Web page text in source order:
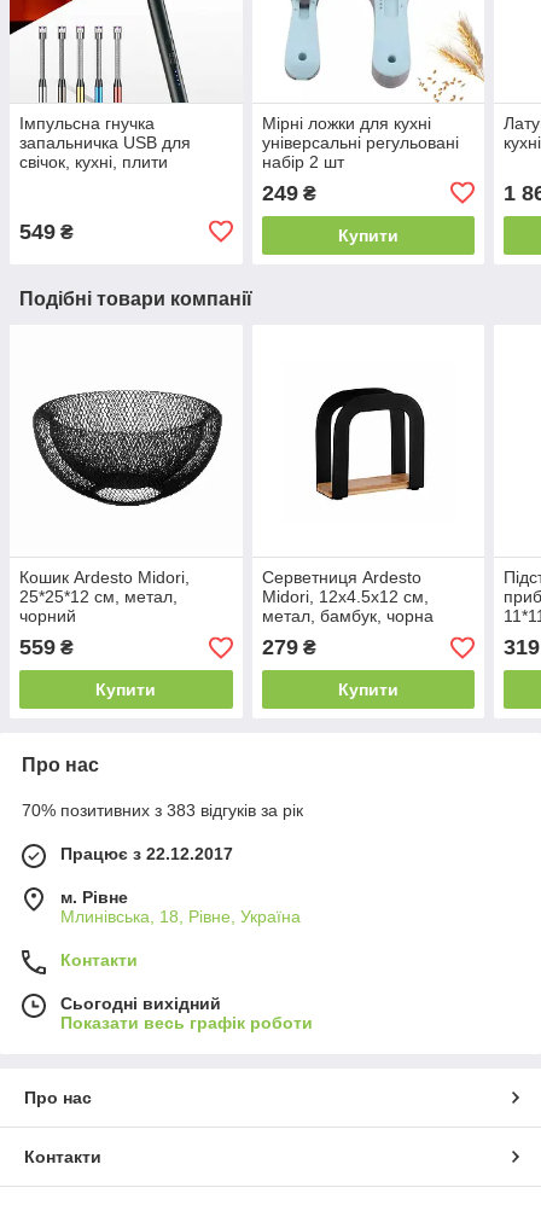
Імпульсна гнучка
запальничка USB для
свічок, кухні, плити
549 ₴
Мірні ложки для кухні
універсальні регульовані
набір 2 шт
249₴
Купити
1
Подібні товари компанії
Кошик Ardesto Midori,
25*25*12 см, метал,
чорний
559 ₴
Купити
Серветниця Ardesto
Midori, 12х4.5х12 см,
метал, бамбук, чорна
279₴
Купити
319
Про нас
70% позитивних з 383 відгуків за рік
Працює з 22.12.2017
м. Рівне
Млинівська, 18, Рівне, Україна
Контакти
Сьогодні вихідний
Показати весь графік роботи
Про нас
Контакти